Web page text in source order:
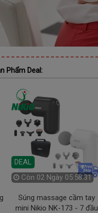
Phẩm Deal:
DEAL
Còn 02 Ngày 05:58:30
Súng massage cầm tay
mini Nikio NK-173 - 7 đầu